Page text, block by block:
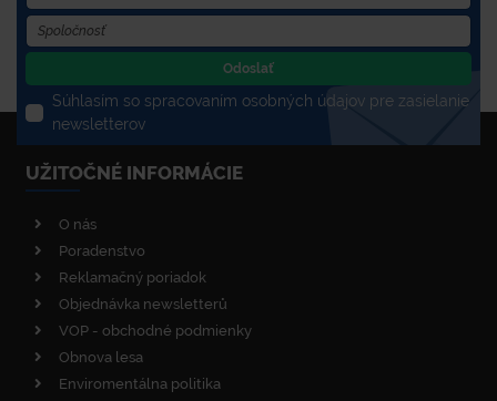
Odoslať
Súhlasím so spracovaním osobných údajov pre zasielanie
newsletterov
UŽITOČNÉ INFORMÁCIE
O nás
Poradenstvo
Reklamačný poriadok
Objednávka newsletterů
VOP - obchodné podmienky
Obnova lesa
Enviromentálna politika